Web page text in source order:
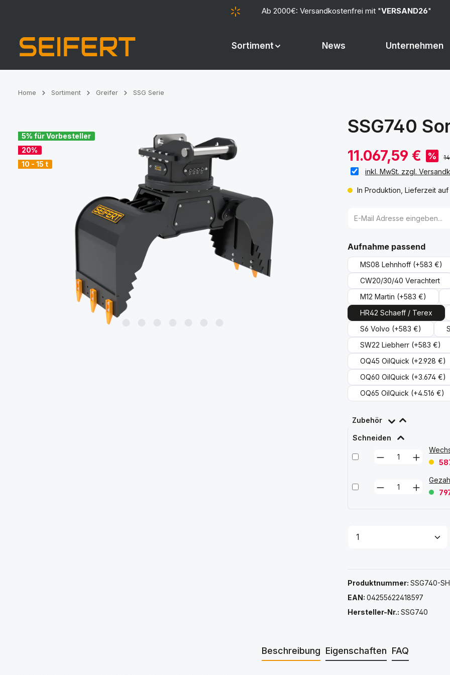
Ab 2000€: Versandkostenfrei mit "VERSAND26"
Sortiment News Unternehmen
Home Sortiment Greifer SSG Serie
5% für Vorbesteller
20%
10 - 15 t
SSG740
11.067,59 € %
inkl. MwSt. zzgl.
In Produktion, Lieferzeit
Aufnahme passend
MS08 Lehnhoff (+583 €)
CW20/30/40 Verachtert
M12 Martin (+583 €)
HR42 Schaeff / Terex
S6 Volvo (+583 €)
SW22 Liebherr (+583 €)
OQ45 OilQuick (+2.928 €)
OQ60 OilQuick (+3.674 €)
OQ65 OilQuick (+4.516 €)
Zubehör
Schneiden
Produkt Anzahl:
Produktnummer: SSG740-
EAN: 04255622418597
Hersteller-Nr.: SSG740
Beschreibung Eigenschaften FAQ